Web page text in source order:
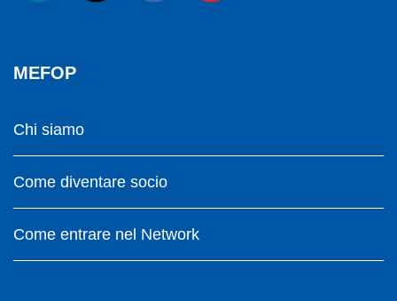
MEFOP
Chi siamo
Come diventare socio
Come entrare nel Network